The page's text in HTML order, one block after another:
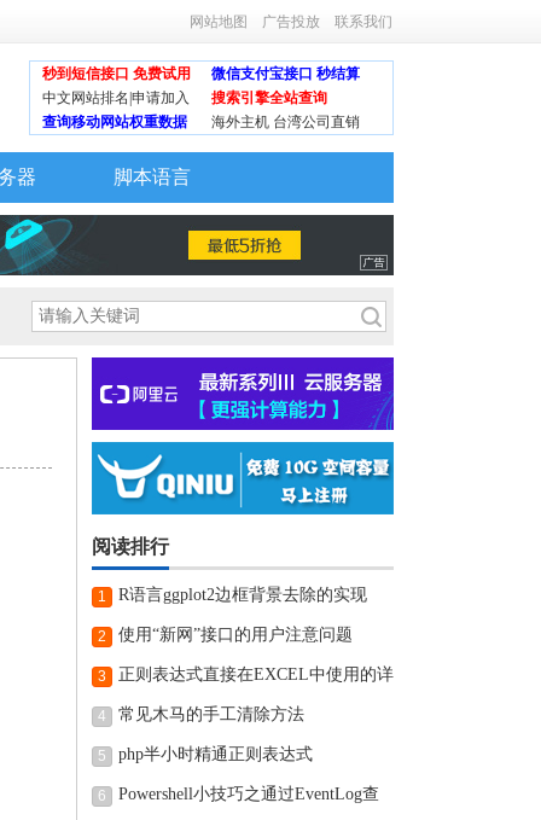
网站地图 广告投放 联系我们
秒到短信接口 免费试用
微信支付宝接口 秒结算
中文网站排名|申请加入
搜索引擎全站查询
查询移动网站权重数据
海外主机 台湾公司直销
器 脚本语言
阅读排行
1 R语言ggplot2边框背景去除的实现
2 使用“新网”接口的用户注意问题
3
正则表达式直接在EXCEL中使用的详
细步骤
4 常见木马的手工清除方法
5 php半小时精通正则表达式
6
Powershell小技巧之通过EventLog查